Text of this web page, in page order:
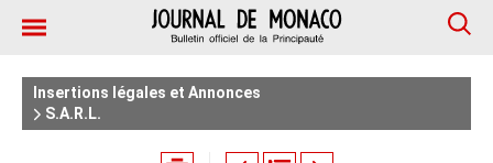
Insertions légales et Annonces
S.A.R.L.